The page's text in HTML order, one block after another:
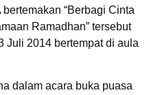
“Berbagi Cinta
Ramadhan” tersebut
Juli 2014 bertempat di aula
dalam acara buka puasa